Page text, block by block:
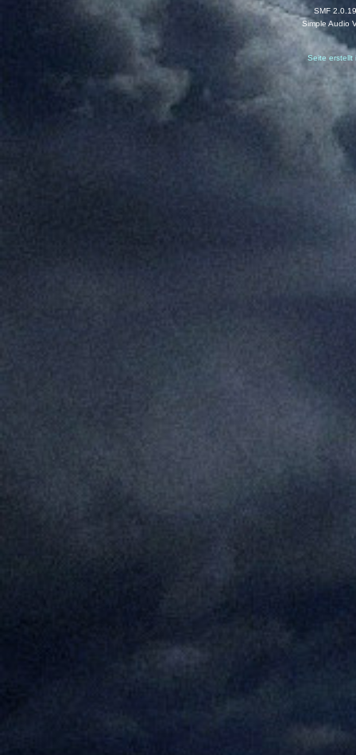
SMF 2.0.19
Simple Audio
Seite erstellt